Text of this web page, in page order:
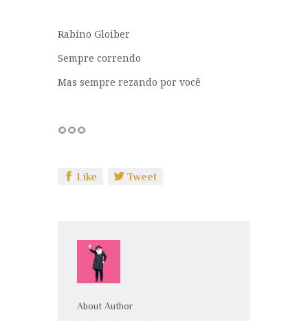
Rabino Gloiber
Sempre correndo
Mas sempre rezando por você
🌻🌻🌻
Like Tweet
About Author